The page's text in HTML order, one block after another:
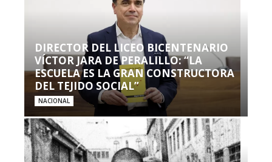
DIRECTOR DEL LICEO BICENTENARIO
VÍCTOR JARA DE PERALILLO: “LA
ESCUELA ES LA GRAN CONSTRUCTORA
DEL TEJIDO SOCIAL”
NACIONAL